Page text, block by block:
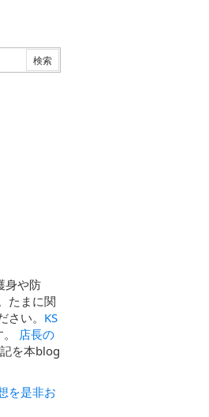
身や防
たまに関
い。 KS
店長の
を本blog
を是非お